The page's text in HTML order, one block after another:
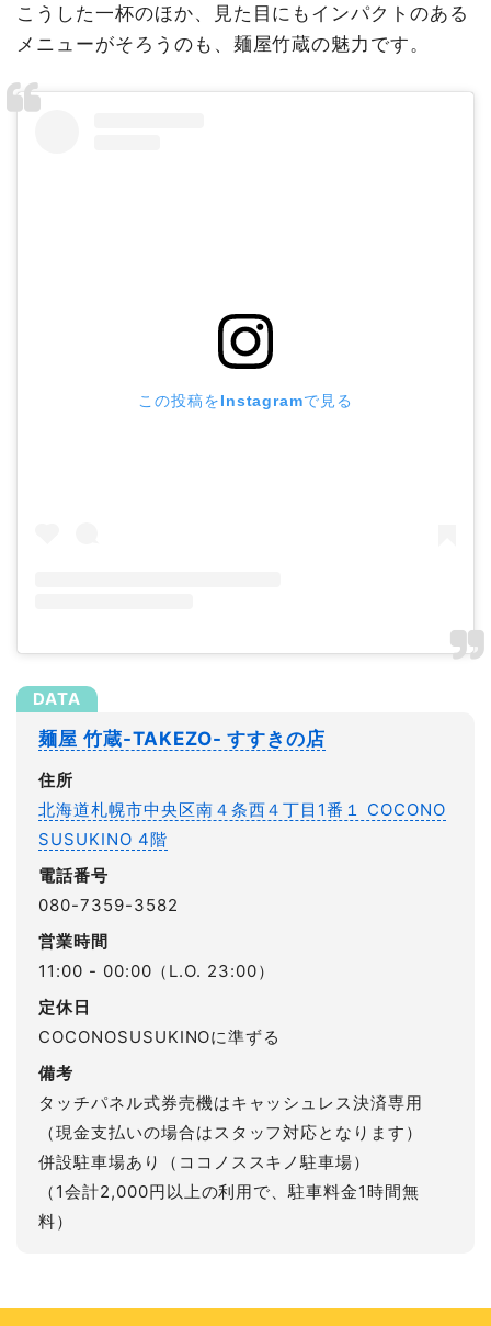
こうした一杯のほか、見た目にもインパクトのある
メニューがそろうのも、麺屋竹蔵の魅力です。
この投稿をInstagramで見る
麺屋 竹蔵-TAKEZO- すすきの店
住所
北海道札幌市中央区南４条西４丁目1番１ COCONO
SUSUKINO 4階
電話番号
080-7359-3582
営業時間
11:00 - 00:00（L.O. 23:00）
定休日
COCONOSUSUKINOに準ずる
備考
タッチパネル式券売機はキャッシュレス決済専用
（現金支払いの場合はスタッフ対応となります）
併設駐車場あり（ココノススキノ駐車場）
（1会計2,000円以上の利用で、駐車料金1時間無
料）